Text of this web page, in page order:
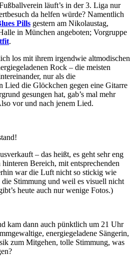
läuft’s in der 3. Liga nur
da helfen würde? Namentlich
Pills gestern am Nikolaustag,
in München angeboten; Vorgruppe
.
los mit ihrem irgendwie altmodischen
Rock – die meisten
nur als die
Lied die Glöckchen gegen eine Gitarre
gesungen hat, gab’s mal mehr
vor und nach jenem Lied.
– das heißt, es geht sehr eng
Bereich, mit entsprechenden
war die Luft nicht so stickig wie
Stimmung und weil es visuell nicht
heute auch nur wenige Fotos.)
kam dann auch pünktlich um 21 Uhr
energiegeladene Sängerin,
zum Mitgehen, tolle Stimmung, was